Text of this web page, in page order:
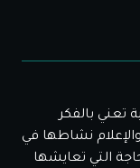
تعني بالفكر
والإعلام نشاطها في
الحاجة التي تعايشها